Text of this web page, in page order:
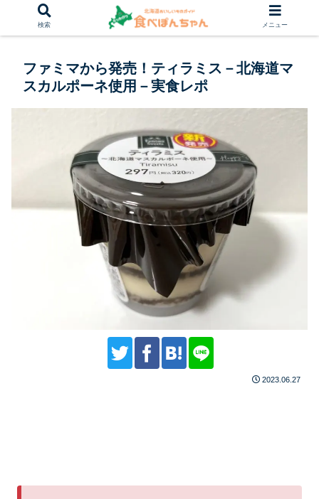
ファミマから発売！ティラミス－北海道マ
スカルポーネ使用－実食レポ
2023.06.27
検索 メニュー